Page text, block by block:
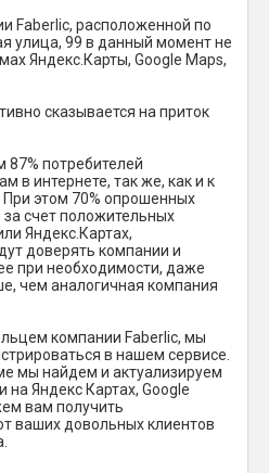
Faberlic, расположенной по
улица, 99 в данный момент не
Яндекс.Карты, Google Maps,
сказывается на приток
потребителей
в интернете, так же, как и к
этом 70% опрошенных
счет положительных
Яндекс.Картах,
доверять компании и
при необходимости, даже
чем аналогичная компания
компании Faberlic, мы
в нашем сервисе.
мы найдем и актуализируем
Яндекс Картах, Google
вам получить
ваших довольных клиентов